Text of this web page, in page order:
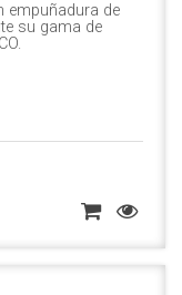
empuñadura de
su gama de